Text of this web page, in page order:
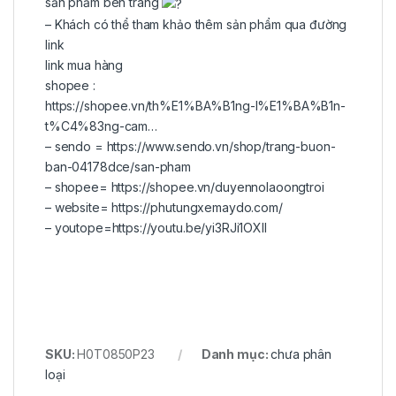
– Khách có thể tham khảo thêm sản phẩm qua đường
link
link mua hàng
shopee :
https://shopee.vn/th%E1%BA%B1ng-l%E1%BA%B1n-
t%C4%83ng-cam…
– sendo = https://www.sendo.vn/shop/trang-buon-
ban-04178dce/san-pham
– shopee= https://shopee.vn/duyennolaoongtroi
– website=https://phutungxemaydo.com/
– youtope=https://youtu.be/yi3RJi1OXII
SKU:H0T0850P23 Danh mục:chưa phân
loại